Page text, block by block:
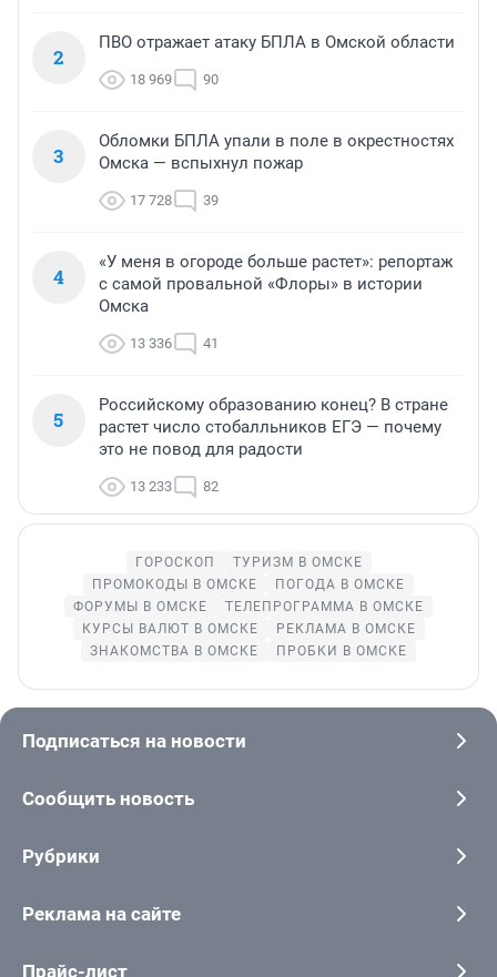
2
ПВО отражает атаку БПЛА в Омской области
18 969 90
3
Обломки БПЛА упали в поле в окрестностях
Омска — вспыхнул пожар
17 728 39
4
«У меня в огороде больше растет»: репортаж
с самой провальной «Флоры» в истории
Омска
13 336 41
5
Российскому образованию конец? В стране
растет число стобалльников ЕГЭ — почему
это не повод для радости
13 233 82
ГОРОСКОП
ТУРИЗМ В ОМСКЕ
ПРОМОКОДЫ В ОМСКЕ
ПОГОДА В ОМСКЕ
ФОРУМЫ В ОМСКЕ
ТЕЛЕПРОГРАММА В ОМСКЕ
КУРСЫ ВАЛЮТ В ОМСКЕ
РЕКЛАМА В ОМСКЕ
ЗНАКОМСТВА В ОМСКЕ
ПРОБКИ В ОМСКЕ
Подписаться на новости
Сообщить новость
Рубрики
Реклама на сайте
Прайс-лист